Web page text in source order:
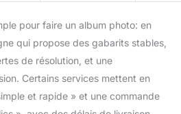
pour faire un album photo: en
qui propose des gabarits stables,
de résolution, et une
Certains services mettent en
et rapide » et une commande